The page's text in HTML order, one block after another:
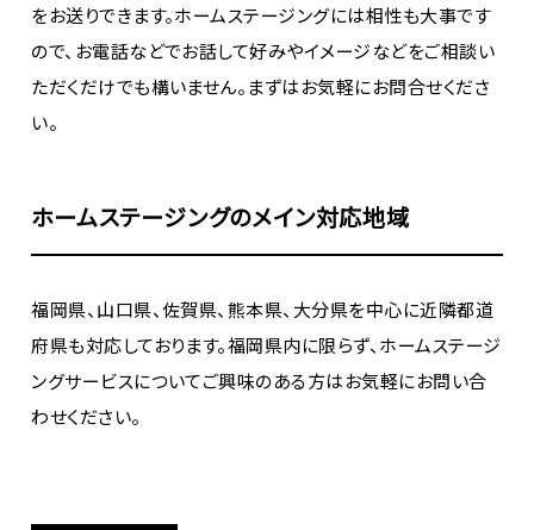
をお送りできます。ホームステージングには相性も大事です
ので、お電話などでお話して好みやイメージなどをご相談い
ただくだけでも構いません。まずはお気軽にお問合せくださ
い。
ホームステージングのメイン対応地域
福岡県、山口県、佐賀県、熊本県、大分県を中心に近隣都道
府県も対応しております。福岡県内に限らず、ホームステージ
ングサービスについてご興味のある方はお気軽にお問い合
わせください。